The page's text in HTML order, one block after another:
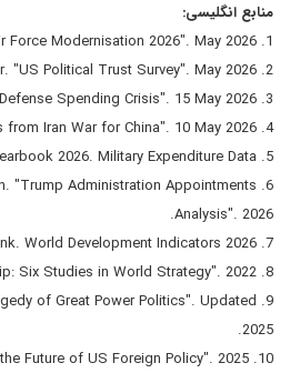
منابع انگلیسی:
1. RUSI. "Chinese Air Force Modernisation 2026". May 2026.
2. Pew Research Center. "US Political Trust Survey". May 2026.
3. Reuters. "Taiwan Defense Spending Crisis". 15 May 2026.
4. CNN. "Lessons from Iran War for China". 10 May 2026.
5. SIPRI Yearbook 2026. Military Expenditure Data.
"Trump Administration Appointments
Analysis". 2026.
7. World Bank. World Development Indicators 2026.
8. Kissinger, H. "Leadership: Six Studies in World Strategy". 2022.
of Great Power Politics". Updated
2025.
10. Nye, J. "Soft Power and the Future of US Foreign Policy". 2025.